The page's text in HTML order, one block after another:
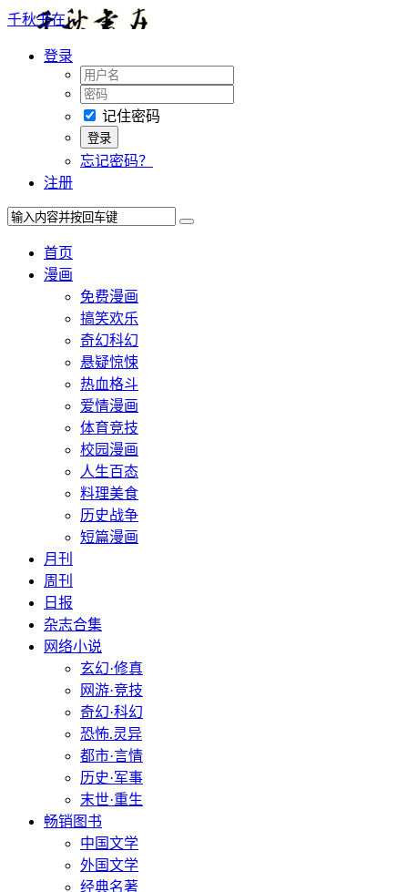
千秋书在
登录
记住密码
忘记密码？
注册
首页
漫画
免费漫画
搞笑欢乐
奇幻科幻
悬疑惊悚
热血格斗
爱情漫画
体育竞技
校园漫画
人生百态
料理美食
历史战争
短篇漫画
月刊
周刊
日报
杂志合集
网络小说
玄幻·修真
网游·竞技
奇幻·科幻
恐怖.灵异
都市·言情
历史·军事
末世·重生
畅销图书
中国文学
外国文学
经典名著